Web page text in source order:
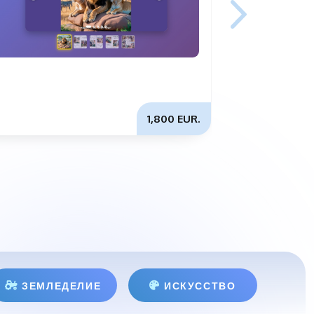
1,800 EUR.
ЗЕМЛЕДЕЛИЕ ИСКУССТВО